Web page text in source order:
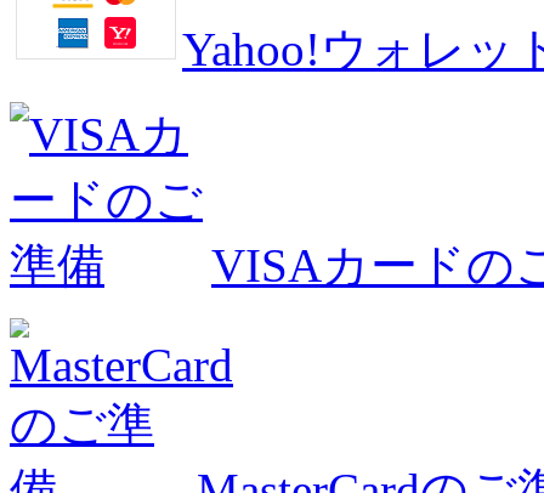
Yahoo!ウォレッ
VISAカードの